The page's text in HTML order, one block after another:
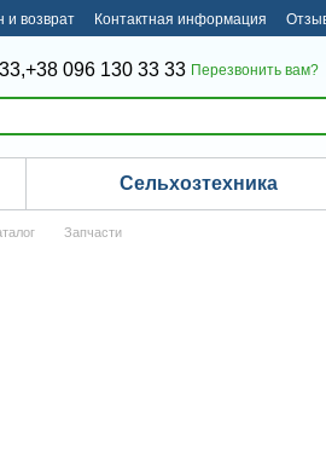
и возврат Контактная информация
+38 096 130 33 33 Перезвонить вам?
Сельхозтехника
Запчасти